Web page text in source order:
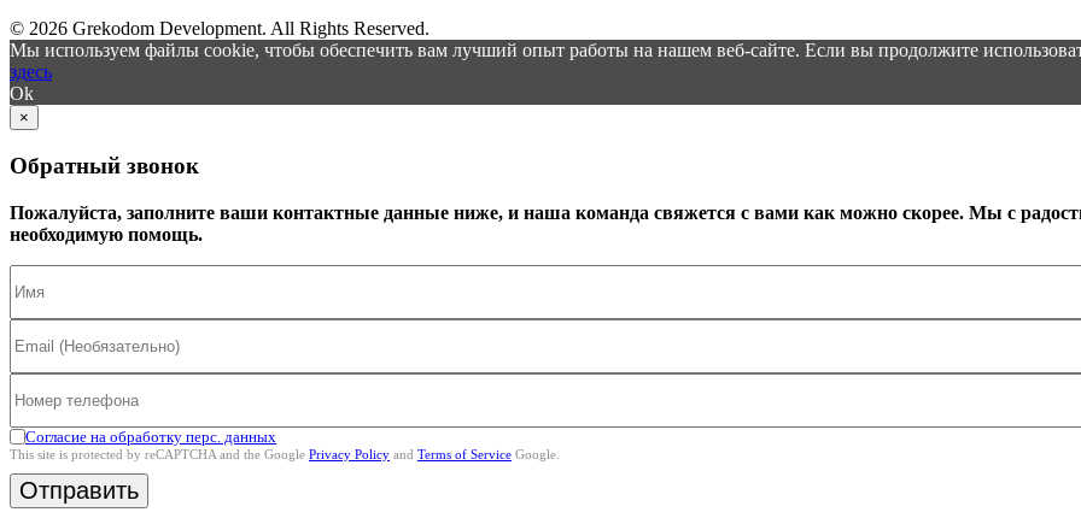
© 2026 Grekodom Development. All Rights Reserved.
Мы используем файлы cookie, чтобы обеспечить вам лучший опыт работы на нашем веб-сайте. Если вы продолжите
здесь
Ok
×
Обратный звонок
Пожалуйста, заполните ваши контактные данные ниже, и наша команда свяжется с вами как можно скорее. Мы с
необходимую помощь.
Согласие на обработку перс. данных
This site is protected by reCAPTCHA and the Google Privacy Policy and Terms of Service Google.
Отправить